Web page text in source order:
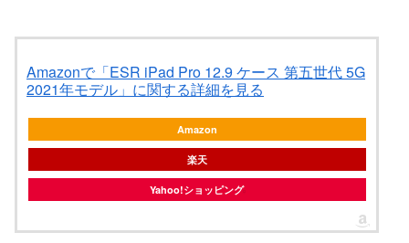
Amazonで「ESR iPad Pro 12.9 ケース 第五世代 5G
2021年モデル」に関する詳細を見る
Amazon
楽天
Yahoo!ショッピング